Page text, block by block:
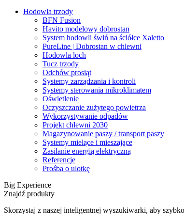
Hodowla trzody
BFN Fusion
Havito modelowy dobrostan
System hodowli świń na ściółce Xaletto
PureLine | Dobrostan w chlewni
Hodowla loch
Tucz trzody
Odchów prosiąt
Systemy zarządzania i kontroli
Systemy sterowania mikroklimatem
Oświetlenie
Oczyszczanie zużytego powietrza
Wykorzystywanie odpadów
Projekt chlewni 2030
Magazynowanie paszy / transport paszy
Systemy mielące i mieszające
Zasilanie energią elektryczną
Referencje
Prośba o ulotkę
Big Experience
Znajdź produkty
Skorzystaj z naszej inteligentnej wyszukiwarki, aby